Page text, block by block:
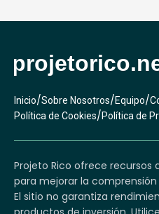
Inicio/Sobre Nosotros/Equipo/
Política de Cookies/Política de
Projeto Rico ofrece
para mejorar la
El sitio no garantiza